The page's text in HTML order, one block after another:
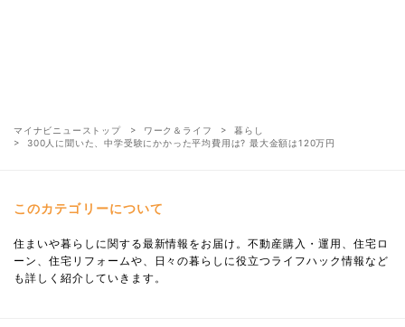
マイナビニューストップ ワーク＆ライフ
暮らし
300人に聞いた、中学受験にかかった平均費用は? 最大金額は120万円
このカテゴリーについて
住まいや暮らしに関する最新情報をお届け。不動産購入・運用、住宅ロ
ーン、住宅リフォームや、日々の暮らしに役立つライフハック情報など
も詳しく紹介していきます。